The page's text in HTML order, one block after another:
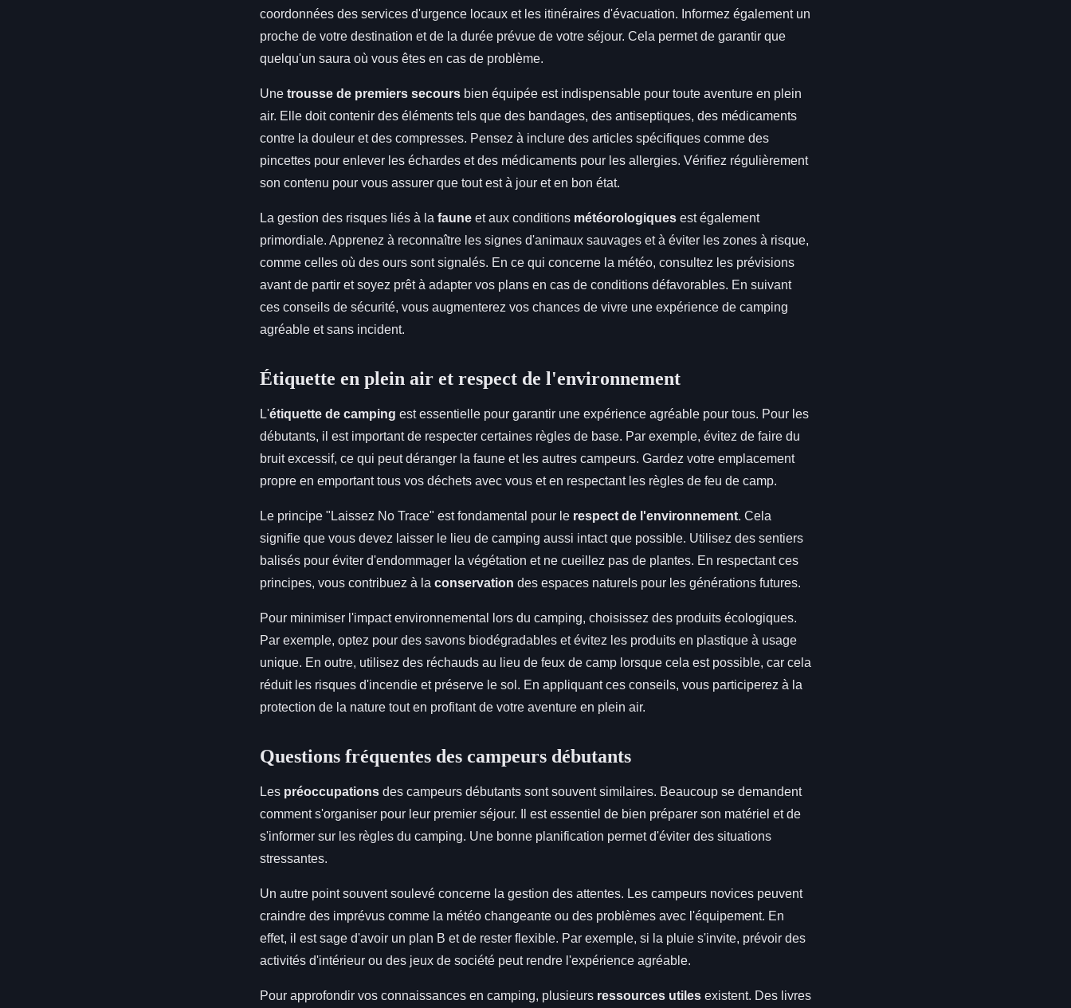
coordonnées des services d'urgence locaux et les itinéraires d'évacuation. Informez également un
proche de votre destination et de la durée prévue de votre séjour. Cela permet de garantir que
quelqu'un saura où vous êtes en cas de problème.
Une trousse de premiers secours bien équipée est indispensable pour toute aventure en plein
air. Elle doit contenir des éléments tels que des bandages, des antiseptiques, des médicaments
contre la douleur et des compresses. Pensez à inclure des articles spécifiques comme des
pincettes pour enlever les échardes et des médicaments pour les allergies. Vérifiez régulièrement
son contenu pour vous assurer que tout est à jour et en bon état.
La gestion des risques liés à la faune et aux conditions météorologiques est également
primordiale. Apprenez à reconnaître les signes d'animaux sauvages et à éviter les zones à risque,
comme celles où des ours sont signalés. En ce qui concerne la météo, consultez les prévisions
avant de partir et soyez prêt à adapter vos plans en cas de conditions défavorables. En suivant
ces conseils de sécurité, vous augmenterez vos chances de vivre une expérience de camping
agréable et sans incident.
Étiquette en plein air et respect de l'environnement
L'étiquette de camping est essentielle pour garantir une expérience agréable pour tous. Pour les
débutants, il est important de respecter certaines règles de base. Par exemple, évitez de faire du
bruit excessif, ce qui peut déranger la faune et les autres campeurs. Gardez votre emplacement
propre en emportant tous vos déchets avec vous et en respectant les règles de feu de camp.
Le principe "Laissez No Trace" est fondamental pour le respect de l'environnement. Cela
signifie que vous devez laisser le lieu de camping aussi intact que possible. Utilisez des sentiers
balisés pour éviter d'endommager la végétation et ne cueillez pas de plantes. En respectant ces
principes, vous contribuez à la conservation des espaces naturels pour les générations futures.
Pour minimiser l'impact environnemental lors du camping, choisissez des produits écologiques.
Par exemple, optez pour des savons biodégradables et évitez les produits en plastique à usage
unique. En outre, utilisez des réchauds au lieu de feux de camp lorsque cela est possible, car cela
réduit les risques d'incendie et préserve le sol. En appliquant ces conseils, vous participerez à la
protection de la nature tout en profitant de votre aventure en plein air.
Questions fréquentes des campeurs débutants
Les préoccupations des campeurs débutants sont souvent similaires. Beaucoup se demandent
comment s'organiser pour leur premier séjour. Il est essentiel de bien préparer son matériel et de
s'informer sur les règles du camping. Une bonne planification permet d'éviter des situations
stressantes.
Un autre point souvent soulevé concerne la gestion des attentes. Les campeurs novices peuvent
craindre des imprévus comme la météo changeante ou des problèmes avec l'équipement. En
effet, il est sage d'avoir un plan B et de rester flexible. Par exemple, si la pluie s'invite, prévoir des
activités d'intérieur ou des jeux de société peut rendre l'expérience agréable.
Pour approfondir vos connaissances en camping, plusieurs ressources utiles existent. Des livres